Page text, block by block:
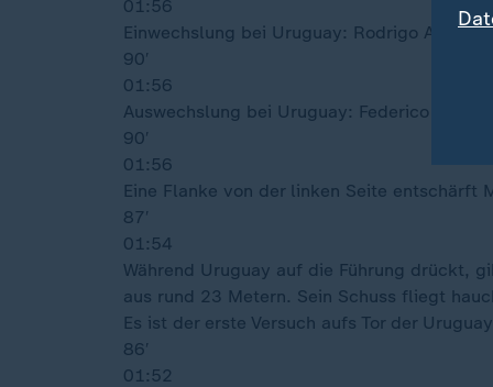
01:56
Einwechslung bei Uruguay: Rodrigo Aguirre
90′
01:56
Auswechslung bei Uruguay: Federico Viñas
90′
01:56
Eine Flanke von der linken Seite entschärft
87′
01:54
Während Uruguay auf die Führung drückt,
aus rund 23 Metern. Sein Schuss fliegt
Es ist der erste Versuch aufs Tor der
86′
01:52